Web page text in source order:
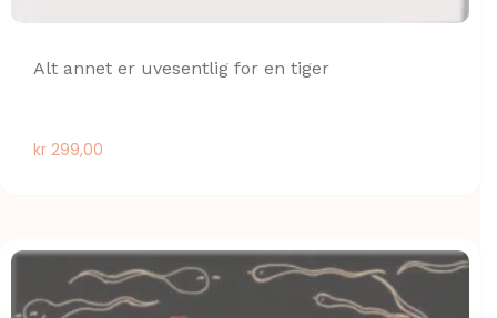
Alt annet er uvesentlig for en tiger
kr 299,00